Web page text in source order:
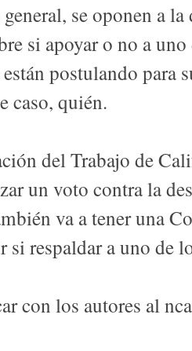
se oponen a
si apoyar o no a
postulando para
caso, quién.
del Trabajo de
un voto contra la
va a tener una
si respaldar a uno de
con los autores al